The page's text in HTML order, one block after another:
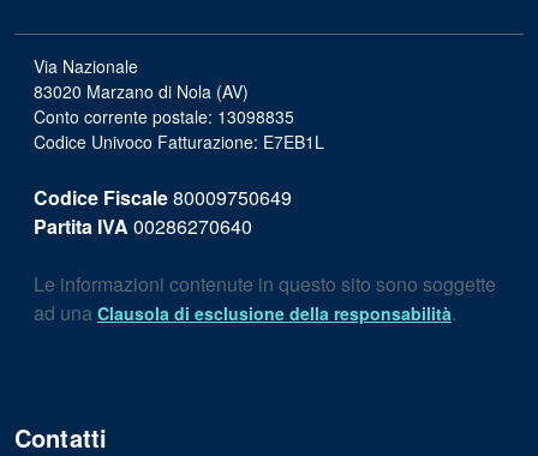
Via Nazionale
83020 Marzano di Nola (AV)
Conto corrente postale: 13098835
Codice Univoco Fatturazione: E7EB1L
Codice Fiscale80009750649
Partita IVA 00286270640
Le informazioni contenute in questo sito sono soggette
ad una Clausola di esclusione della responsabilità.
Contatti